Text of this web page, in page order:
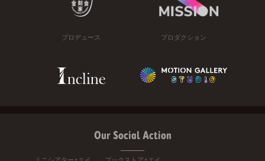
プロデュース プロダクション
Our Social Action